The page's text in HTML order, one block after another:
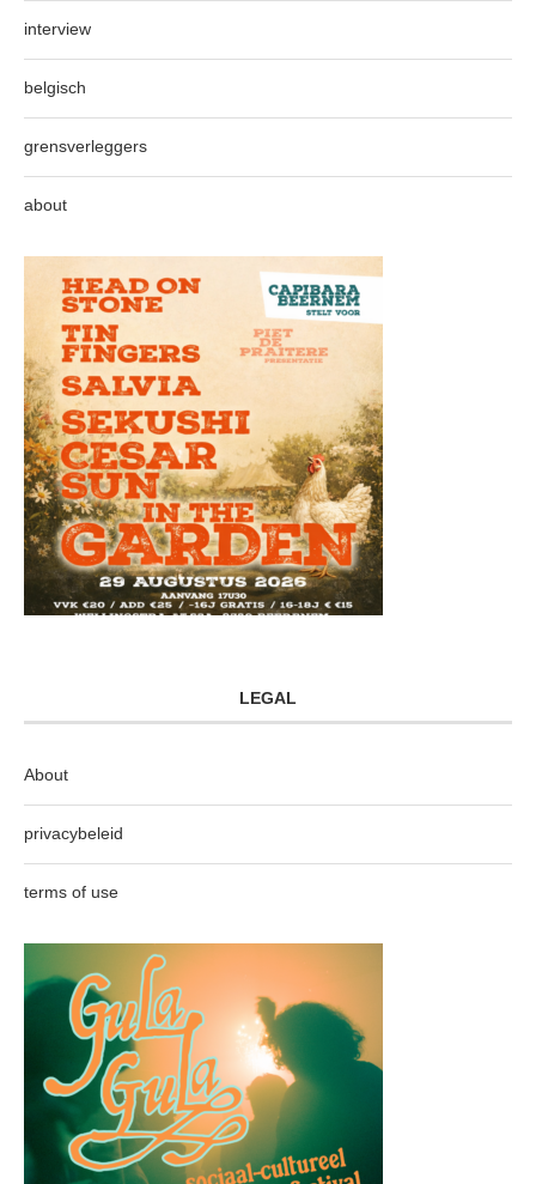
interview
belgisch
grensverleggers
about
LEGAL
About
privacybeleid
terms of use